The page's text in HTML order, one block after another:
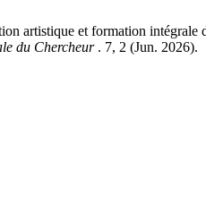
artistique et formation intégrale
du Chercheur . 7, 2 (Jun. 2026).